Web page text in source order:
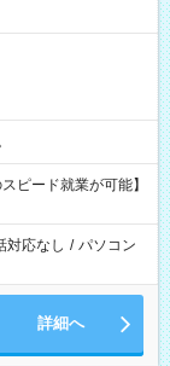
ピード就業が可能】
対応なし / パソコン
詳細へ